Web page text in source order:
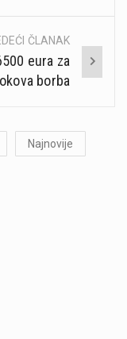
ČLANAK
eura za
borba
Najnovije